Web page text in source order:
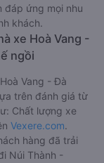
đáp ứng mọi nhu
khách.
xe Hoà Vang -
ngồi
Vang - Đà
trên đánh giá từ
Chất lượng xe
Vexere.com.
hàng đã trải
Núi Thành -